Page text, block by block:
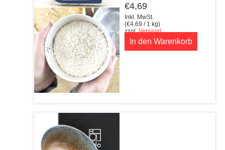
€4,69
Inkl. MwSt.
(€4,69 / 1 kg)
zzgl.Versand
In den Warenkorb